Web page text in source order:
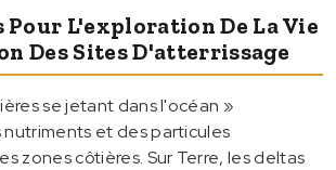
L'exploration De La Vie
Des Sites D'atterrissage
se jetant dans l'océan »
et des particules
zones côtières. Sur Terre, les deltas